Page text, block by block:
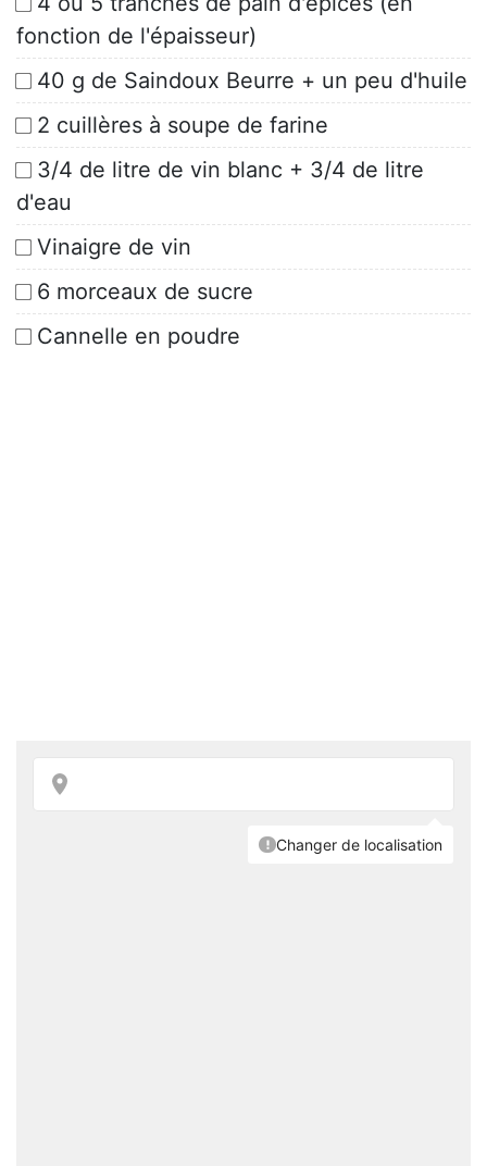
fonction de l'épaisseur)
40 g de Saindoux Beurre + un peu d'huile
2 cuillères à soupe de farine
3/4 de litre de vin blanc + 3/4 de litre
d'eau
Vinaigre de vin
6 morceaux de sucre
Cannelle en poudre